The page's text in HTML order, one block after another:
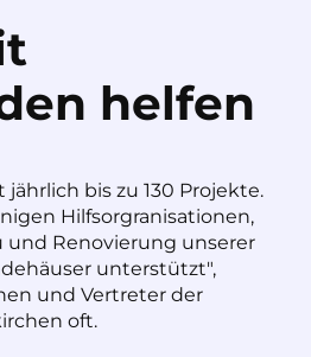
helfen
bis zu 130 Projekte.
Hilfsorgranisationen,
und Renovierung unserer
unterstützt",
und Vertreter der
oft.